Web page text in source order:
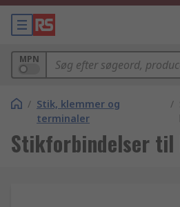
MPN
/ Stik, klemmer og
terminaler
/
Stikforbindelser